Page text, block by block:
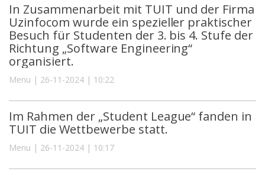
In Zusammenarbeit mit TUIT und der Firma
Uzinfocom wurde ein spezieller praktischer
Besuch für Studenten der 3. bis 4. Stufe der
Richtung „Software Engineering“
organisiert.
Menu | 26-11-2024 | 10:22
Im Rahmen der „Student League“ fanden in
TUIT die Wettbewerbe statt.
Menu | 26-11-2024 | 10:17